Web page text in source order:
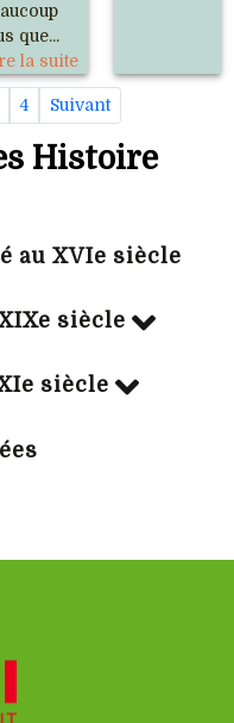
que...
la suite
4 Suivant
Histoire
au XVIe siècle
siècle
siècle